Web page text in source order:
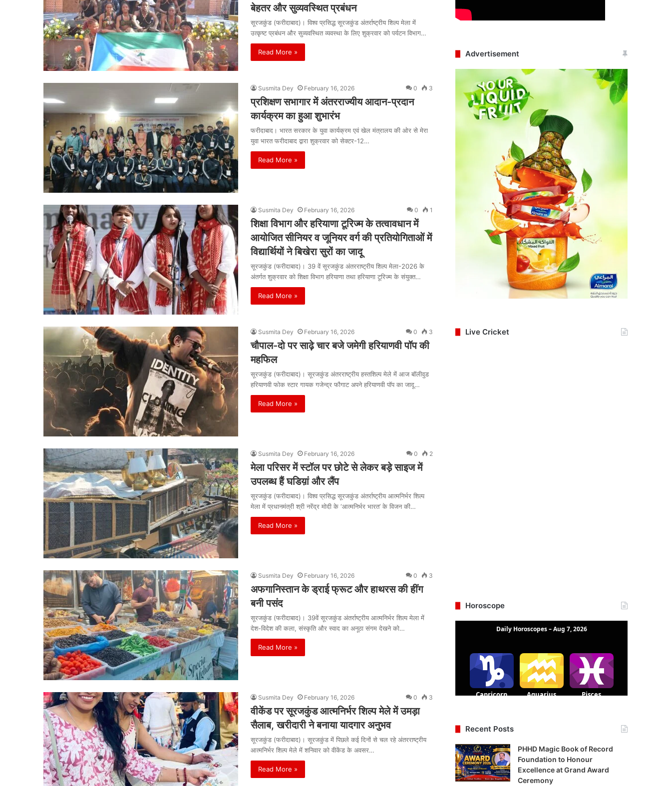
बेहतर और सुव्यवस्थित प्रबंधन
सूरजकुंड (फरीदाबाद)। विश्व प्रसिद्ध सूरजकुंड अंतर्राष्ट्रीय शिल्प मेला में
उत्कृष्ट प्रबंधन और सुव्यवस्थित व्यवस्था के लिए शुक्रवार को पर्यटन विभाग…
Read More »
Susmita Dey February 16, 2026 0 3
प्रशिक्षण सभागार में अंतरराज्यीय आदान-प्रदान
कार्यक्रम का हुआ शुभारंभ
फरीदाबाद। भारत सरकार के युवा कार्यक्रम एवं खेल मंत्रालय की ओर से मेरा
युवा भारत फरीदाबाद द्वारा शुक्रवार को सेक्टर-12…
Read More »
Susmita Dey February 16, 2026 0 1
शिक्षा विभाग और हरियाणा टूरिज्म के तत्वावधान में
आयोजित सीनियर व जूनियर वर्ग की प्रतियोगिताओं में
विद्यार्थियों ने बिखेरा सुरों का जादू
सूरजकुंड (फरीदाबाद)। 39 वें सूरजकुंड अंतरराष्ट्रीय शिल्प मेला-2026 के
अंतर्गत शुक्रवार को शिक्षा विभाग हरियाणा तथा हरियाणा टूरिज्म के संयुक्त…
Read More »
Susmita Dey February 16, 2026 0 3
चौपाल-दो पर साढ़े चार बजे जमेगी हरियाणवी पॉप की
महफिल
सूरजकुंड (फरीदाबाद)। सूरजकुंड अंतरराष्ट्रीय हस्तशिल्प मेले में आज बॉलीवुड
हरियाणवी फोक स्टार गायक गजेन्द्र फौगाट अपने हरियाणवी पॉप का जादू…
Read More »
Susmita Dey February 16, 2026 0 2
मेला परिसर में स्टॉल पर छोटे से लेकर बड़े साइज में
उपलब्ध हैं घडिय़ां और लैंप
सूरजकुंड (फरीदाबाद)। विश्व प्रसिद्ध सूरजकुंड अंतर्राष्ट्रीय आत्मनिर्भर शिल्प
मेला में प्रधानमंत्री श्री नरेंद्र मोदी के ‘आत्मनिर्भर भारत’ के विजन की…
Read More »
Susmita Dey February 16, 2026 0 3
अफगानिस्तान के ड्राई फ्रूट और हाथरस की हींग
बनी पसंद
सूरजकुंड (फरीदाबाद)। 39वें सूरजकुंड अंतर्राष्ट्रीय आत्मनिर्भर शिल्प मेला में
देश-विदेश की कला, संस्कृति और स्वाद का अनूठा संगम देखने को…
Read More »
Susmita Dey February 16, 2026 0 3
वीकेंड पर सूरजकुंड आत्मनिर्भर शिल्प मेले में उमड़ा
सैलाब, खरीदारी ने बनाया यादगार अनुभव
सूरजकुंड (फरीदाबाद)। सूरजकुंड में पिछले कई दिनों से चल रहे अंतरराष्ट्रीय
आत्मनिर्भर शिल्प मेले में शनिवार को वीकेंड के अवसर…
Read More »
Advertisement
Live Cricket
Horoscope
Recent Posts
PHHD Magic Book of Record
Foundation to Honour
Excellence at Grand Award
Ceremony